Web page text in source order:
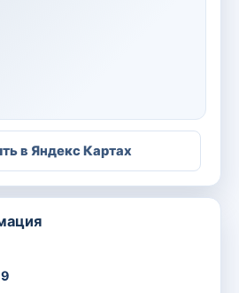
в Яндекс Картах